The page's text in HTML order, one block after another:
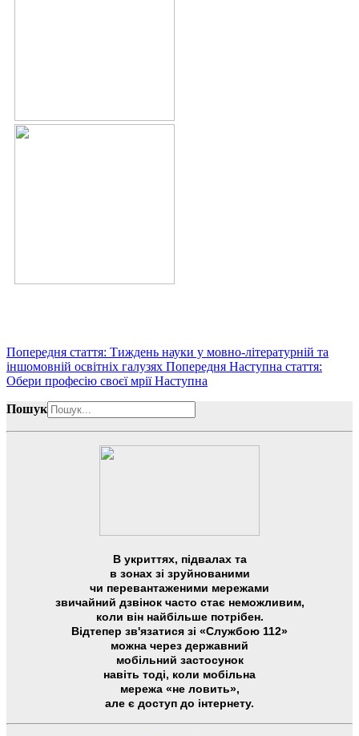
Попередня стаття: Тиждень науки у мовно-літературній та
іншомовній освітніх галузях Попередня Наступна стаття:
Обери професію своєї мріїНаступна
Пошук
В укриттях, підвалах та
в зонах зі зруйнованими
чи перевантаженими мережами
звичайний дзвінок часто стає неможливим,
коли він найбільше потрібен.
Відтепер зв'язатися зі «Службою 112»
можна через державний
мобільний застосунок
навіть тоді, коли мобільна
мережа «не ловить»,
але є доступ до інтернету.